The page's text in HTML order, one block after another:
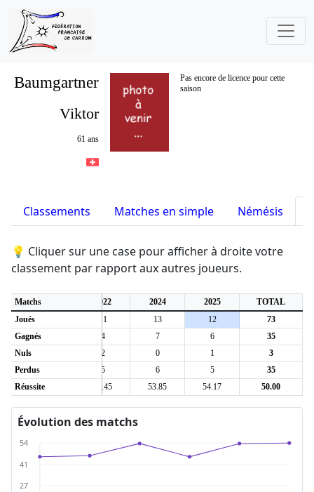
Baumgartner
Pas encore de licence pour cette
saison
Viktor
61 ans
Classements Matches en simple Némésis
💡 Cliquer sur une case pour afficher à droite votre
classement par rapport aux autres joueurs.
Matchs2018 2022 2024 2025
TOTAL
Joués
11 13 12
73
Gagnés
4 7 6
35
Nuls
2 0 1
3
Perdus
5 6 5
35
Réussite53.85 45.45 53.85 54.17 50.00
Évolution des matchs
54
41
27